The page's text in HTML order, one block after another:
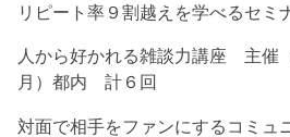
リピート率９割越えを学べるセ
人から好かれる雑談力講座 主催
月）都内 計６回
対面で相手をファンにするコミ